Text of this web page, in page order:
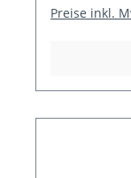
Preise inkl.